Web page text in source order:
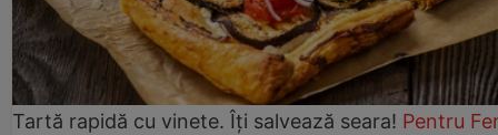
Tartă rapidă cu vinete. Îți salvează seara! Pentru